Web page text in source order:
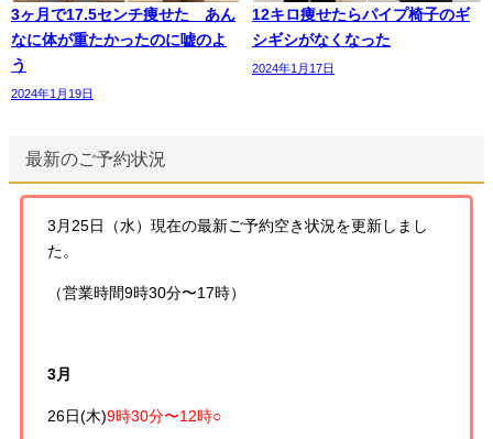
3ヶ月で17.5センチ痩せた あん
なに体が重たかったのに嘘のよ
う
2024年1月19日
12キロ痩せたらパイプ椅子のギ
シギシがなくなった
2024年1月17日
最新のご予約状況
3月25日（水）現在の最新ご予約空き状況を更新しまし
た。
（営業時間9時30分〜17時）
3月
26日(木)9時30分〜12時○